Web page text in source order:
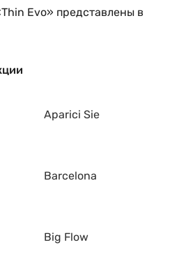
Evo» представлены в
Aparici Sie
Barcelona
Big Flow